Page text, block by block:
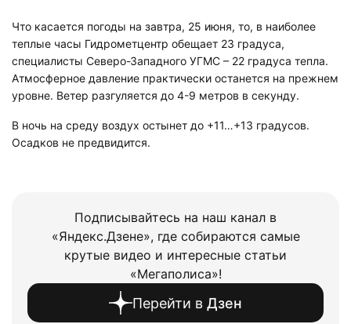
Что касается погоды на завтра, 25 июня, то, в наиболее
теплые часы Гидрометцентр обещает 23 градуса,
специалисты Северо-Западного УГМС – 22 градуса тепла.
Атмосферное давление практически останется на прежнем
уровне. Ветер разгуляется до 4-9 метров в секунду.
В ночь на среду воздух остынет до +11…+13 градусов.
Осадков не предвидится.
Подписывайтесь на наш канал в
«Яндекс.Дзене», где собираются самые
крутые видео и интересные статьи
«Мегаполиса»!
Перейти в Дзен